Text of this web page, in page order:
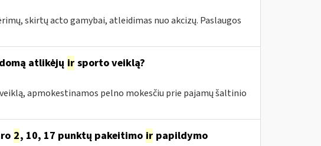
skirtų acto gamybai, atleidimas nuo akcizų. Paslaugos
atlikėjų irsporto veiklą?
apmokestinamos pelno mokesčiu prie pajamų šaltinio
2, 10, 17 punktų pakeitimo irpapildymo